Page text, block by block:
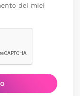
dei miei